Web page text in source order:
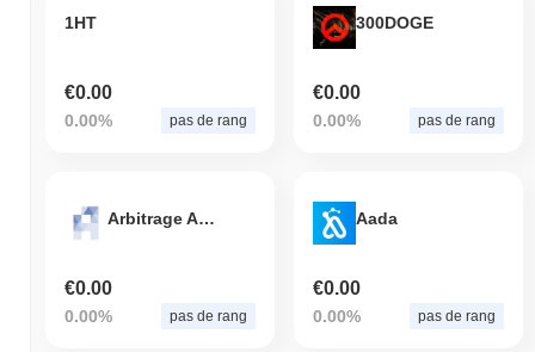
pour renforcer la sécurité et la confiance des utilisateurs.
Aperçus du Marché
Où puis-je acheter Fathom (FATHOM) ?
Quel est le volume de trading quotidien actuel de
Au cours des dernières 24 heures, le volume de trading de
Fathom s'élève à€0.00 .
1HT
€0.00
0.00% pas de rang
300DOGE
€0.00
0.00% pas de rang
Arbitrage Analysis Beyond Commodity
€0.00
0.00% pas de rang
Aada
€0.00
0.00% pas de rang